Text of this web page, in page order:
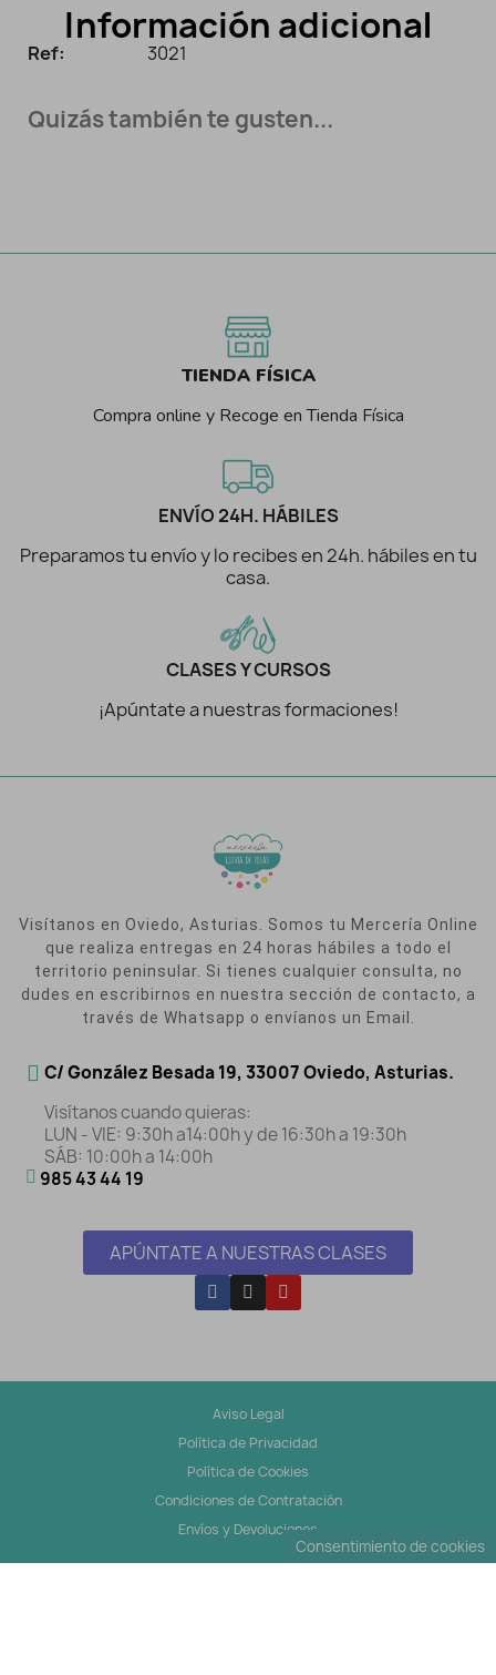
Información adicional
Ref: 3021
Quizás también te gusten...
TIENDA FÍSICA
Compra online y Recoge en Tienda Física
ENVÍO 24H. HÁBILES
Preparamos tu envío y lo recibes en 24h. hábiles en tu
casa.
CLASES Y CURSOS
¡Apúntate a nuestras formaciones!
Visítanos en Oviedo, Asturias. Somos tu Mercería Online
que realiza entregas en 24 horas hábiles a todo el
territorio peninsular. Si tienes cualquier consulta, no
dudes en escribirnos en nuestra sección de contacto, a
través de Whatsapp o envíanos un Email.
C/ González Besada 19, 33007 Oviedo, Asturias.
Visítanos cuando quieras:
LUN - VIE: 9:30h a14:00h y de 16:30h a 19:30h
SÁB: 10:00h a 14:00h
985 43 44 19
APÚNTATE A NUESTRAS CLASES
Aviso Legal
Política de Privacidad
Política de Cookies
Condiciones de Contratación
Envíos y Devoluciones
Consentimiento de cookies